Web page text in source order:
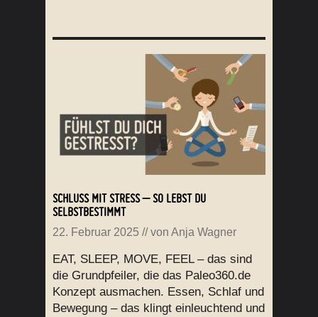
SCHLUSS MIT STRESS – SO LEBST DU
SELBSTBESTIMMT
22. Februar 2025 // von Anja Wagner
EAT, SLEEP, MOVE, FEEL – das sind
die Grundpfeiler, die das Paleo360.de
Konzept ausmachen. Essen, Schlaf und
Bewegung – das klingt einleuchtend und